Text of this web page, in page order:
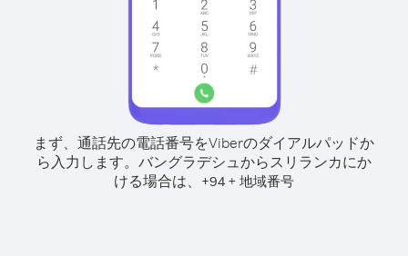
まず、通話先の電話番号をViberのダイアルパッドか
ら入力します。 バングラデシュからスリランカにか
ける場合は、 +94 + 地域番号